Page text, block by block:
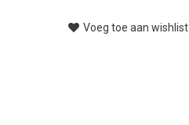
Voeg toe aan wishlist